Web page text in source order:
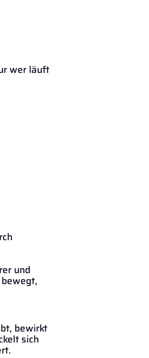
und
bewirkt